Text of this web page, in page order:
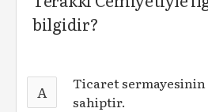
bilgidir?
A
Ticaret sermayesinin
sahiptir.